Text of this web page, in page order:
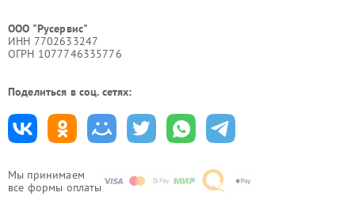
Мы принимаем
все формы оплаты
ООО "Русервис"
ИНН 7702633247
ОГРН 1077746335776
Поделиться в соц. сетях: